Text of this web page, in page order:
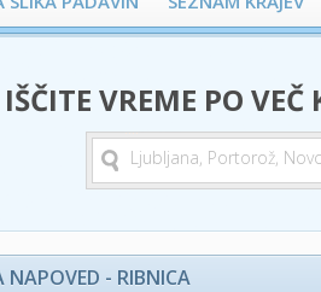
IŠČITE VREME PO
NAPOVED - RIBNICA